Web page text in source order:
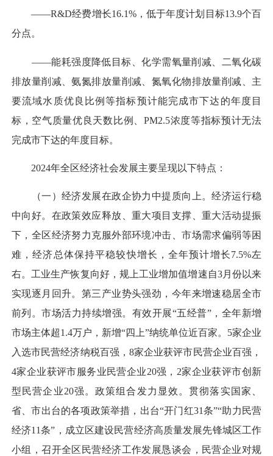
——R&D经费增长16.1%，低于年度计划目标13.9个百
分点。
——能耗强度降低目标、化学需氧量削减、二氧化碳
排放量削减、氨氮排放量削减、氮氧化物排放量削减、主
要流域水质优良比例等指标预计能完成市下达的年度目
标，空气质量优良天数比例、PM2.5浓度等指标预计无法
完成市下达的年度目标。
2024年全区经济社会发展主要呈现以下特点：
（一）经济发展在政企协力中提质向上。经济运行稳
中向好。在政策效应释放、重大项目支撑、重大活动提振
下，全区经济努力克服外部环境冲击、市场需求偏弱等困
难，经济总体保持平稳较快增长，全年预计增长7.5%左
右。工业生产恢复向好，规上工业增加值增速自3月份以来
实现逐月回升。第三产业势头强劲，今年来增速稳居全市
前列。市场活力持续增强。有效开展“五经普”，全年新增
市场主体超1.4万户，新增“四上”纳统单位近百家。5家企业
入选市民营经济纳税百强，8家企业获评市民营企业百强，
4家企业获评市服务业民营企业20强，2家企业获评市创新
型民营企业20强。政策组合发力显效。贯彻落实国家、
省、市出台的各项政策举措，出台“开门红31条”“助力民营
经济11条”，成立区建设民营经济高质量发展先锋城区工作
小组，召开全区民营经济工作发展恳谈会，民营企业对规